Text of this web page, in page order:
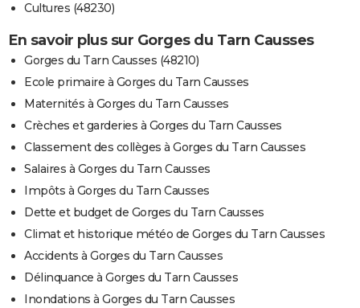
Cultures (48230)
En savoir plus sur Gorges du Tarn Causses
Gorges du Tarn Causses (48210)
Ecole primaire à Gorges du Tarn Causses
Maternités à Gorges du Tarn Causses
Crèches et garderies à Gorges du Tarn Causses
Classement des collèges à Gorges du Tarn Causses
Salaires à Gorges du Tarn Causses
Impôts à Gorges du Tarn Causses
Dette et budget de Gorges du Tarn Causses
Climat et historique météo de Gorges du Tarn Causses
Accidents à Gorges du Tarn Causses
Délinquance à Gorges du Tarn Causses
Inondations à Gorges du Tarn Causses